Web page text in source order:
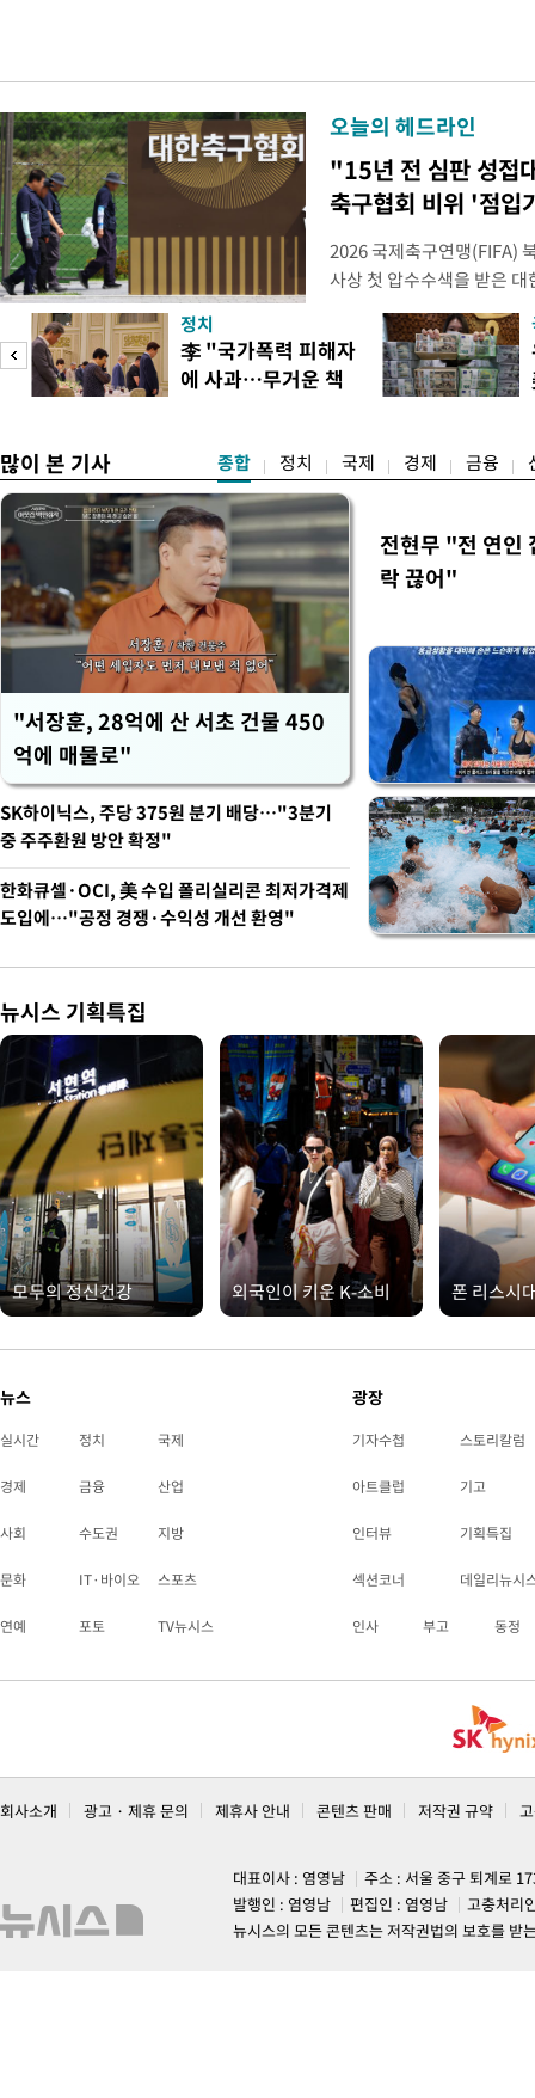
오늘의 헤드라인
"15년 전 심판 성접
축구협회 비위 '점입
2026 국제축구연맹(FIFA)
사상 첫 압수수색을 받은
거지면서 그야말로 쑥대
심판 성 접대 파문까지 파
돌이킬 수 없는 지경까지
홍명보 전 감독을 국가대
정치
李 "국가폭력 피해자
에 사과…무거운 책
많이 본 기사 종합 정치 국제 경제 금융
"서장훈, 28억에 산 서초 건물 450
억에 매물로"
전현무 "전 연인
락 끊어"
SK하이닉스, 주당 375원 분기 배당…"3분기
중 주주환원 방안 확정"
한화큐셀·OCI, 美 수입 폴리실리콘 최저가격제
도입에…"공정 경쟁·수익성 개선 환영"
뉴시스 기획특집
모두의 정신건강 외국인이 키운 K-소비 폰 리스시
뉴스
실시간 정치 국제
경제 금융 산업
사회 수도권 지방
문화 IT·바이오 스포츠
연예 포토 TV뉴시스
광장
기자수첩 스토리칼럼
아트클럽 기고
인터뷰 기획특집
섹션코너 데일리뉴시
인사 부고 동정
회사소개 광고 · 제휴 문의 제휴사 안내 콘텐츠 판매 저작권 규약
대표이사 : 염영남
주소 : 서울 중구 퇴계로
발행인 : 염영남
편집인 : 염영남
고충처리
뉴시스의 모든 콘텐츠는 저작권법의 보호를